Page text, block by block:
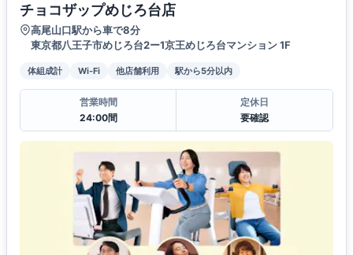
チョコザップめじろ台店
高尾山口駅から車で8分
東京都八王子市めじろ台2ー1京王めじろ台マンション 1F
体組成計 Wi-Fi 他店舗利用 駅から5分以内
営業時間
24:00間
定休日
要確認